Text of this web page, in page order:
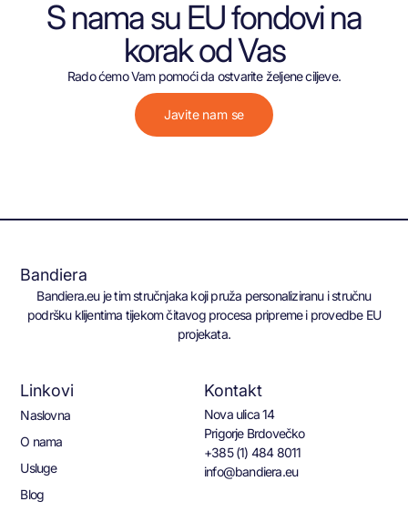
S nama su EU fondovi na
korak od Vas
Rado ćemo Vam pomoći da ostvarite željene ciljeve.
Javite nam se
Bandiera
Bandiera.eu je tim stručnjaka koji pruža personaliziranu i stručnu
podršku klijentima tijekom čitavog procesa pripreme i provedbe EU
projekata.
Linkovi
Naslovna
O nama
Usluge
Blog
Kontakt
Nova ulica 14
Prigorje Brdovečko
+385 (1) 484 8011
info@bandiera.eu